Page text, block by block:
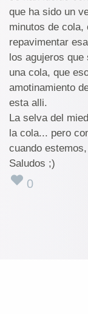
que ha sido un
minutos de cola,
repavimentar
los agujeros que
una cola, que
amotinamiento
esta alli.
La selva del
la cola... pero
cuando
Saludos ;)
0